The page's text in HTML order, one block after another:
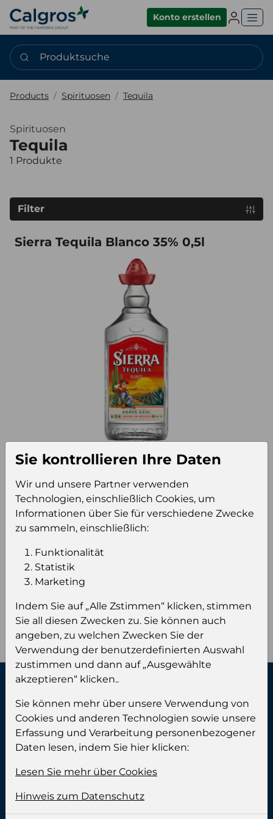
Konto erstellen
Produktsuche
Products Spirituosen Tequila
Spirituosen
Tequila
1 Produkte
Filter
Sierra Tequila Blanco 35% 0,5l
Sierra Tequila Blanco 35% 0,5l
24374
Zusätzliche Information
Verkaufseinheit (VE) Kt6
Verkaufseinheit pro Palette
Stückzahl pro Palette
1 aus 1 Produkte
Kontaktiere uns:
Phone: +49 (0) 461 999 89 00
Telefax: +49 (0) 461 999 89 90
Adresse:
Sie kontrollieren Ihre Daten
Wir und unsere Partner verwenden
Technologien, einschließlich Cookies, um
Informationen über Sie für verschiedene Zwecke
zu sammeln, einschließlich:
Funktionalität
Statistik
Marketing
Indem Sie auf „Alle Zstimmen“ klicken, stimmen
Sie all diesen Zwecken zu. Sie können auch
angeben, zu welchen Zwecken Sie der
Verwendung der benutzerdefinierten Auswahl
zustimmen und dann auf „Ausgewählte
akzeptieren“ klicken..
Sie können mehr über unsere Verwendung von
Cookies und anderen Technologien sowie unsere
Erfassung und Verarbeitung personenbezogener
Daten lesen, indem Sie hier klicken:
Lesen Sie mehr über Cookies
Hinweis zum Datenschutz